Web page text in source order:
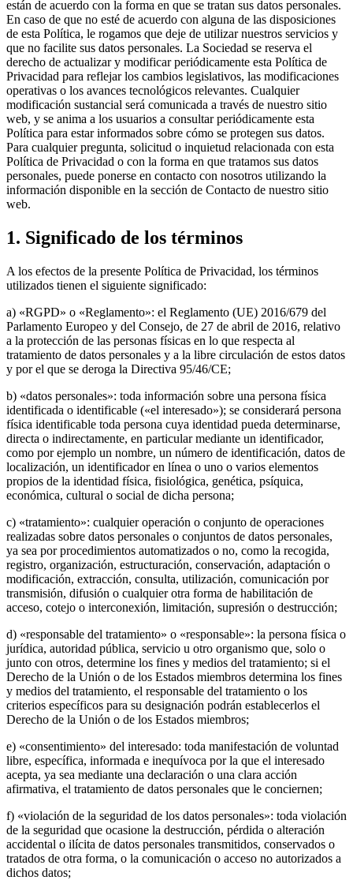
están de acuerdo con la forma en que se tratan sus datos personales.
En caso de que no esté de acuerdo con alguna de las disposiciones
de esta Política, le rogamos que deje de utilizar nuestros servicios y
que no facilite sus datos personales. La Sociedad se reserva el
derecho de actualizar y modificar periódicamente esta Política de
Privacidad para reflejar los cambios legislativos, las modificaciones
operativas o los avances tecnológicos relevantes. Cualquier
modificación sustancial será comunicada a través de nuestro sitio
web, y se anima a los usuarios a consultar periódicamente esta
Política para estar informados sobre cómo se protegen sus datos.
Para cualquier pregunta, solicitud o inquietud relacionada con esta
Política de Privacidad o con la forma en que tratamos sus datos
personales, puede ponerse en contacto con nosotros utilizando la
información disponible en la sección de Contacto de nuestro sitio
web.
1. Significado de los términos
A los efectos de la presente Política de Privacidad, los términos
utilizados tienen el siguiente significado:
a) «RGPD» o «Reglamento»: el Reglamento (UE) 2016/679 del
Parlamento Europeo y del Consejo, de 27 de abril de 2016, relativo
a la protección de las personas físicas en lo que respecta al
tratamiento de datos personales y a la libre circulación de estos datos
y por el que se deroga la Directiva 95/46/CE;
b) «datos personales»: toda información sobre una persona física
identificada o identificable («el interesado»); se considerará persona
física identificable toda persona cuya identidad pueda determinarse,
directa o indirectamente, en particular mediante un identificador,
como por ejemplo un nombre, un número de identificación, datos de
localización, un identificador en línea o uno o varios elementos
propios de la identidad física, fisiológica, genética, psíquica,
económica, cultural o social de dicha persona;
c) «tratamiento»: cualquier operación o conjunto de operaciones
realizadas sobre datos personales o conjuntos de datos personales,
ya sea por procedimientos automatizados o no, como la recogida,
registro, organización, estructuración, conservación, adaptación o
modificación, extracción, consulta, utilización, comunicación por
transmisión, difusión o cualquier otra forma de habilitación de
acceso, cotejo o interconexión, limitación, supresión o destrucción;
d) «responsable del tratamiento» o «responsable»: la persona física o
jurídica, autoridad pública, servicio u otro organismo que, solo o
junto con otros, determine los fines y medios del tratamiento; si el
Derecho de la Unión o de los Estados miembros determina los fines
y medios del tratamiento, el responsable del tratamiento o los
criterios específicos para su designación podrán establecerlos el
Derecho de la Unión o de los Estados miembros;
e) «consentimiento» del interesado: toda manifestación de voluntad
libre, específica, informada e inequívoca por la que el interesado
acepta, ya sea mediante una declaración o una clara acción
afirmativa, el tratamiento de datos personales que le conciernen;
f) «violación de la seguridad de los datos personales»: toda violación
de la seguridad que ocasione la destrucción, pérdida o alteración
accidental o ilícita de datos personales transmitidos, conservados o
tratados de otra forma, o la comunicación o acceso no autorizados a
dichos datos;